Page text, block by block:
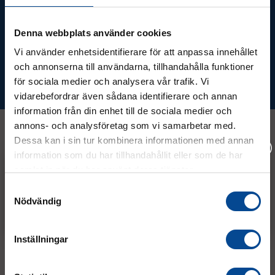
Denna webbplats använder cookies
Vi använder enhetsidentifierare för att anpassa innehållet
och annonserna till användarna, tillhandahålla funktioner
för sociala medier och analysera vår trafik. Vi
vidarebefordrar även sådana identifierare och annan
information från din enhet till de sociala medier och
annons- och analysföretag som vi samarbetar med.
Dessa kan i sin tur kombinera informationen med annan
information som du har tillhandahållit eller som de har
Nödvändig
Inställningar
Ta del av våra bästa erbjudanden &
Prenumerera
Kontakt
08 - 544 401 50
order@micrologistic.com
support@micrologistic.com